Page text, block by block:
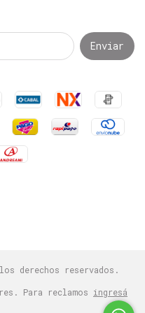
derechos reservados.
Para reclamos ingresá